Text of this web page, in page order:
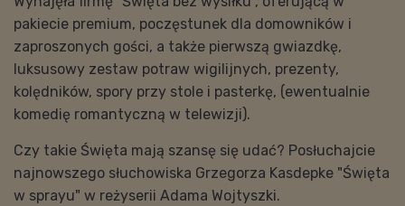
pakiecie premium, poczęstunek dla domowników i
zaproszonych gości, a także pierwszą gwiazdkę,
luksusowy zestaw potraw wigilijnych, prezenty,
kolędników, spory przy stole i pasterkę, (ewentualnie
komedię romantyczną w telewizji).
Czy takie Święta mają szansę się udać? Posłuchajcie
najnowszego słuchowiska Grzegorza Kasdepke "Święta
w sprayu" w reżyserii Adama Wojtyszki.